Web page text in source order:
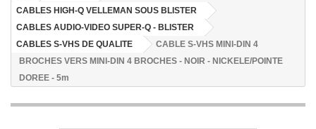
CABLES HIGH-Q VELLEMAN SOUS BLISTER
CABLES AUDIO-VIDEO SUPER-Q - BLISTER
CABLES S-VHS DE QUALITE
CABLE S-VHS MINI-DIN 4
BROCHES VERS MINI-DIN 4 BROCHES - NOIR - NICKELE/POINTE
DOREE - 5m